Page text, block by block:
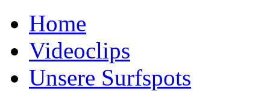
Home
Videoclips
Unsere Surfspots